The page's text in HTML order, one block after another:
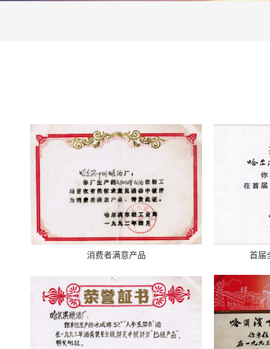
消费者满意产品 首届